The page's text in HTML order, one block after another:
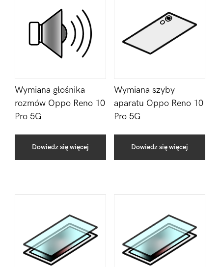
Wymiana głośnika
rozmów Oppo Reno 10
Pro 5G
Dowiedz się więcej
Wymiana szyby
aparatu Oppo Reno 10
Pro 5G
Dowiedz się więcej